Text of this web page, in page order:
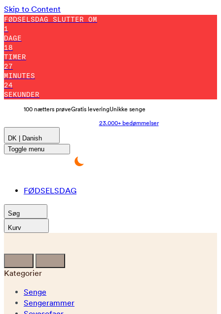
Skip to Content
FØDSELSDAG SLUTTER OM
1
DAGE
18
TIMER
27
MINUTES
23
SEKUNDER
100 nætters prøveGratis leveringUnikke senge
23.000+ bedømmelser
DK | Danish
Toggle menu
FØDSELSDAG
Søg
Kurv
Kategorier
Senge
Sengerammer